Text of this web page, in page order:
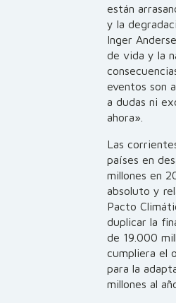
están
y la
Inger
de vida y la
eventos son
a dudas ni
ahora».
Las
países en
millones en
absoluto y
Pacto
duplicar la
de 19.000
cumpliera el
para la
millones al